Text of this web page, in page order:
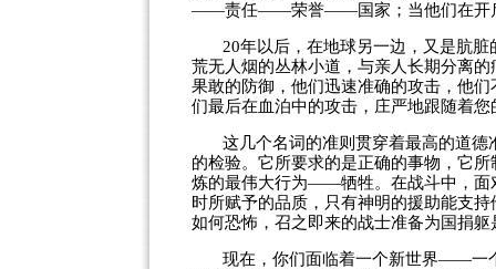
——责任——荣誉——国家；当他们在开启
20年以后，在地球另一边，又是肮
荒无人烟的丛林小道，与亲人长期分离
果敢的防御，他们迅速准确的攻击，他
们最后在血泊中的攻击，庄严地跟随
这几个名词的准则贯穿着最高的道
的检验。它所要求的是正确的事物，它
炼的最伟大行为——牺牲。在战斗中，面
时所赋予的品质，只有神明的援助能支
如何恐怖，召之即来的战士准备为国捐
现在，你们面临着一个新世界——一